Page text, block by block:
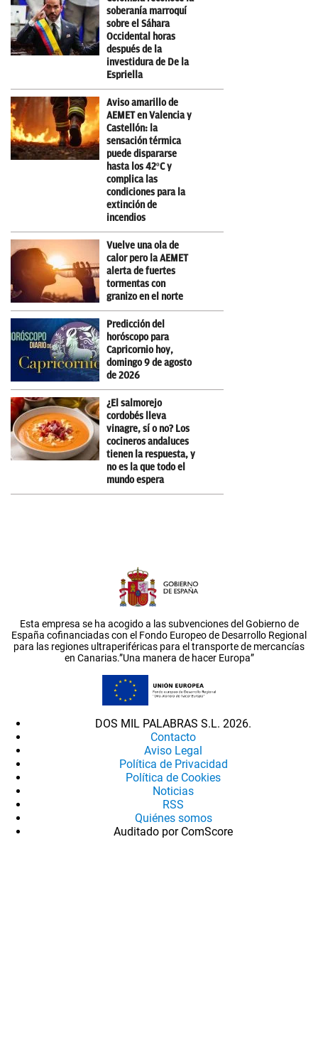
soberanía marroquí
sobre el Sáhara
Occidental horas
después de la
investidura de De la
Espriella
Aviso amarillo de
AEMET en Valencia y
Castellón: la
sensación térmica
puede dispararse
hasta los 42ºC y
complica las
condiciones para la
extinción de
incendios
Vuelve una ola de
calor pero la AEMET
alerta de fuertes
tormentas con
granizo en el norte
Predicción del
horóscopo para
Capricornio hoy,
domingo 9 de agosto
de 2026
¿El salmorejo
cordobés lleva
vinagre, sí o no? Los
cocineros andaluces
tienen la respuesta, y
no es la que todo el
mundo espera
Esta empresa se ha acogido a las subvenciones del Gobierno de
España cofinanciadas con el Fondo Europeo de Desarrollo Regional
para las regiones ultraperiféricas para el transporte de mercancías
en Canarias.”Una manera de hacer Europa”
DOS MIL PALABRAS S.L. 2026.
Contacto
Aviso Legal
Política de Privacidad
Política de Cookies
Noticias
RSS
Quiénes somos
Auditado por ComScore